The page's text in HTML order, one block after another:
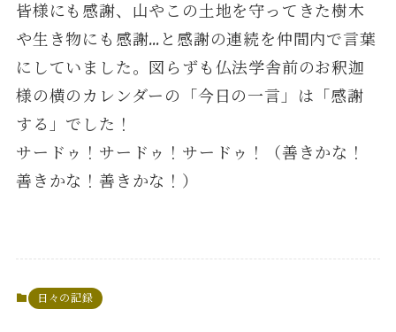
皆様にも感謝、山やこの土地を守ってきた樹木
や生き物にも感謝…と感謝の連続を仲間内で言葉
にしていました。図らずも仏法学舎前のお釈迦
様の横のカレンダーの「今日の一言」は「感謝
する」でした！
サードゥ！サードゥ！サードゥ！（善きかな！
善きかな！善きかな！）
日々の記録